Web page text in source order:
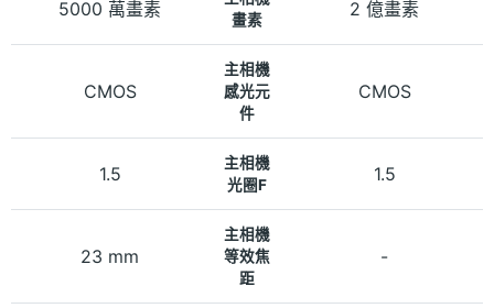
5000 萬畫素
畫素
2 億畫素
CMOS
主相機
感光元
件
CMOS
1.5
主相機
光圈F
1.5
23 mm
主相機
等效焦
距
-